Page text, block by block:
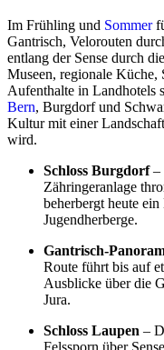
Im Frühling und Sommer
Gantrisch, Velorouten
entlang der Sense durch
Museen, regionale Küche,
Aufenthalte in Landhotels
Bern, Burgdorf und
Kultur mit einer
wird.
Schloss Burgdorf–
Zähringeranlage
beherbergt heute
Jugendherberge.
Gantrisch-
Route führt bis auf
Ausblicke über die
Jura.
Schloss Laupen –